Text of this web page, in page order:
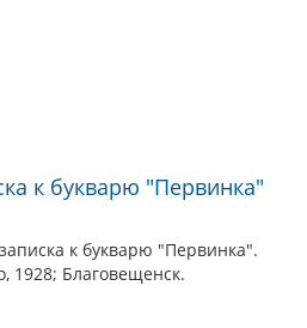
к букварю "Первинка"
к букварю "Первинка".
1928; Благовещенск.